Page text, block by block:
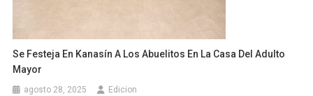
Se Festeja En Kanasín A Los Abuelitos En La Casa Del Adulto
Mayor
agosto 28, 2025 Edicion